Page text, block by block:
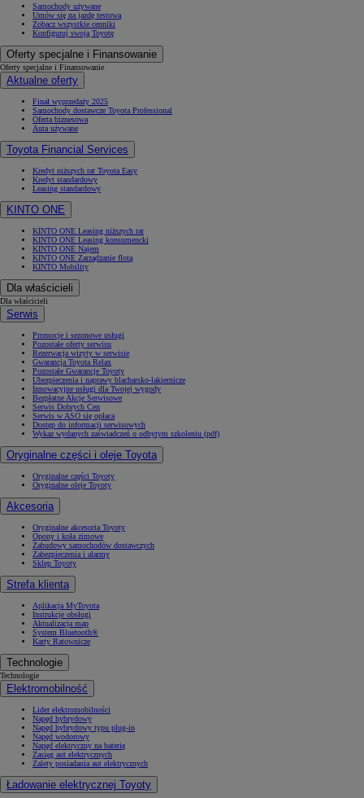
Samochody używane
Umów się na jazdę testową
Zobacz wszystkie cenniki
Konfiguruj swoją Toyotę
Oferty specjalne i Finansowanie
Oferty specjalne i Finansowanie
Aktualne oferty
Finał wyprzedaży 2025
Samochody dostawcze Toyota Professional
Oferta biznesowa
Auta używane
Toyota Financial Services
Kredyt niższych rat Toyota Easy
Kredyt standardowy
Leasing standardowy
KINTO ONE
KINTO ONE Leasing niższych rat
KINTO ONE Leasing konsumencki
KINTO ONE Najem
KINTO ONE Zarządzanie flotą
KINTO Mobility
Dla właścicieli
Dla właścicieli
Serwis
Promocje i sezonowe usługi
Pozostałe oferty serwisu
Rezerwacja wizyty w serwisie
Gwarancja Toyota Relax
Pozostałe Gwarancje Toyoty
Ubezpieczenia i naprawy blacharsko-lakiernicze
Innowacyjne usługi dla Twojej wygody
Bezpłatne Akcje Serwisowe
Serwis Dobrych Cen
Serwis w ASO się opłaca
Dostęp do informacji serwisowych
Wykaz wydanych zaświadczeń o odbytym szkoleniu (pdf)
Oryginalne części i oleje Toyota
Oryginalne części Toyoty
Oryginalne oleje Toyoty
Akcesoria
Oryginalne akcesoria Toyoty
Opony i koła zimowe
Zabudowy samochodów dostawczych
Zabezpieczenia i alarmy
Sklep Toyoty
Strefa klienta
Aplikacja MyToyota
Instrukcje obsługi
Aktualizacja map
System Bluetooth®
Karty Ratownicze
Technologie
Technologie
Elektromobilność
Lider elektromobilności
Napęd hybrydowy
Napęd hybrydowy typu plug-in
Napęd wodorowy
Napęd elektryczny na baterię
Zasięg aut elektrycznych
Zalety posiadania aut elektrycznych
Ładowanie elektrycznej Toyoty